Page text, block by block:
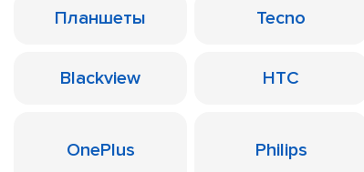
Планшеты Tecno
Blackview HTC
OnePlus Philips